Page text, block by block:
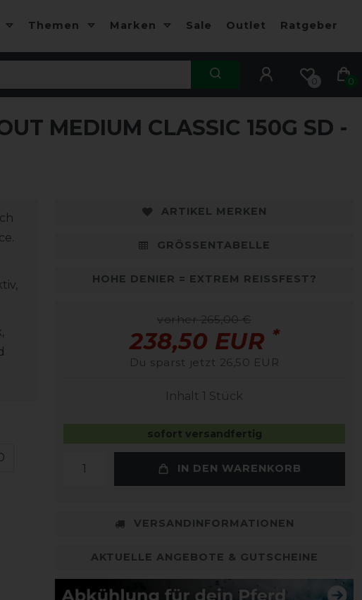
Themen Marken Sale Outlet Ratgeber
0 0
MEDIUM CLASSIC 150G SD -
ARTIKEL MERKEN
GRÖSSENTABELLE
HOHE DENIER = EXTREM REISSFEST?
vorher 265,00 €
238,50 EUR *
Du sparst jetzt 26,50 EUR
Inhalt 1 Stück
sofort versandfertig
IN DEN WARENKORB
VERSANDINFORMATIONEN
AKTUELLE ANGEBOTE & GUTSCHEINE